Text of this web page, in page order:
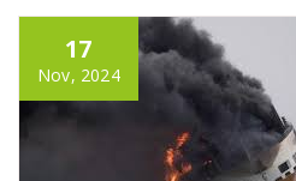
17
Nov, 2024